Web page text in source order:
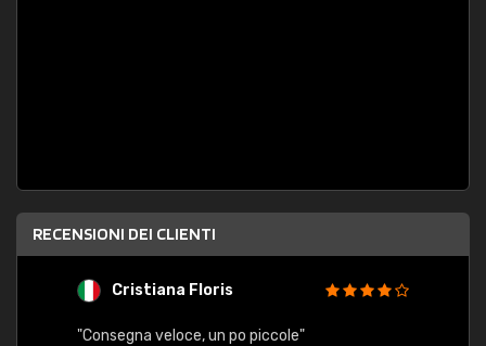
RECENSIONI DEI CLIENTI
Cristiana Floris
"Consegna veloce, un po piccole"